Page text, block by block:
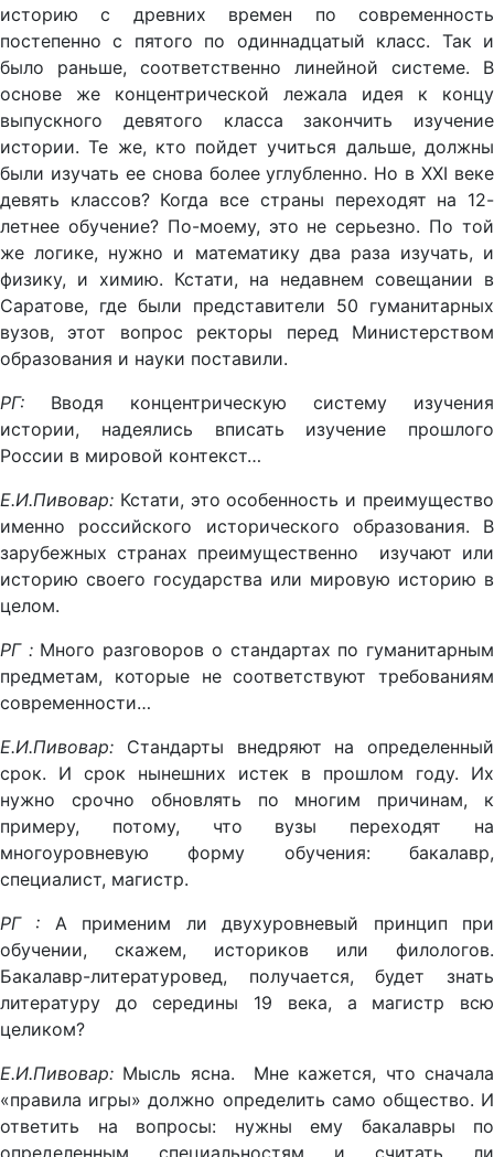
историю с древних времен по современность
постепенно с пятого по одиннадцатый класс. Так и
было раньше, соответственно линейной системе. В
основе же концентрической лежала идея к концу
выпускного девятого класса закончить изучение
истории. Те же, кто пойдет учиться дальше, должны
были изучать ее снова более углубленно. Но в XXI веке
девять классов? Когда все страны переходят на 12-
летнее обучение? По-моему, это не серьезно. По той
же логике, нужно и математику два раза изучать, и
физику, и химию. Кстати, на недавнем совещании в
Саратове, где были представители 50 гуманитарных
вузов, этот вопрос ректоры перед Министерством
образования и науки поставили.
РГ: Вводя концентрическую систему изучения
истории, надеялись вписать изучение прошлого
России в мировой контекст…
Е.И.Пивовар: Кстати, это особенность и преимущество
именно российского исторического образования. В
зарубежных странах преимущественно изучают или
историю своего государства или мировую историю в
целом.
РГ :Много разговоров о стандартах по гуманитарным
предметам, которые не соответствуют требованиям
современности…
Е.И.Пивовар: Стандарты внедряют на определенный
срок. И срок нынешних истек в прошлом году. Их
нужно срочно обновлять по многим причинам, к
примеру, потому, что вузы переходят на
многоуровневую форму обучения: бакалавр,
специалист, магистр.
РГ : А применим ли двухуровневый принцип при
обучении, скажем, историков или филологов.
Бакалавр-литературовед, получается, будет знать
литературу до середины 19 века, а магистр всю
целиком?
Е.И.Пивовар: Мысль ясна. Мне кажется, что сначала
«правила игры» должно определить само общество. И
ответить на вопросы: нужны ему бакалавры по
определенным специальностям и считать ли